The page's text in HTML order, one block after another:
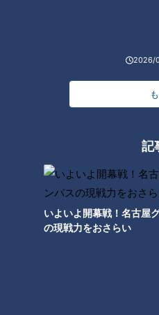
2026/
記
いよいよ開幕戦！名古屋
の現戦力をおさらい
『オリンピックが始まる
9回までリードを許す絶対絶命
り、劇的なサヨナラ勝ちを収
ャパンでした。
『初戦終わって、なんと
は分かっているんだけど、外
いろ言ってくるわけ。でも、
話だし、あと選手も前の日の
憲伸も北京オリンピック出た